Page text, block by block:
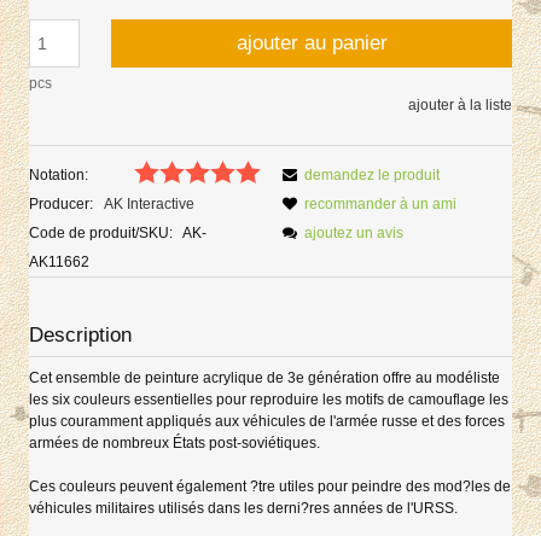
pcs
ajouter au panier
ajouter à la liste
Notation:
Producer:
AK Interactive
Code de produit/SKU: AK-
AK11662
demandez le produit
recommander à un ami
ajoutez un avis
Description
Cet ensemble de peinture acrylique de 3e génération offre au modéliste
les six couleurs essentielles pour reproduire les motifs de camouflage les
plus couramment appliqués aux véhicules de l'armée russe et des forces
armées de nombreux États post-soviétiques.
Ces couleurs peuvent également ?tre utiles pour peindre des mod?les de
véhicules militaires utilisés dans les derni?res années de l'URSS.